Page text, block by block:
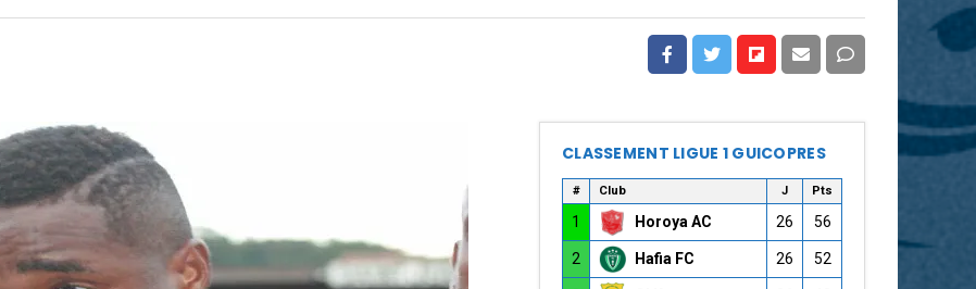
CLASSEMENT LIGUE 1 GUICOPRES
# Club J Pts
1 Horoya AC 26 56
2 Hafia FC 26 52